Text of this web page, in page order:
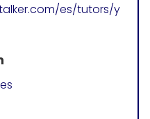
es/tutors/y